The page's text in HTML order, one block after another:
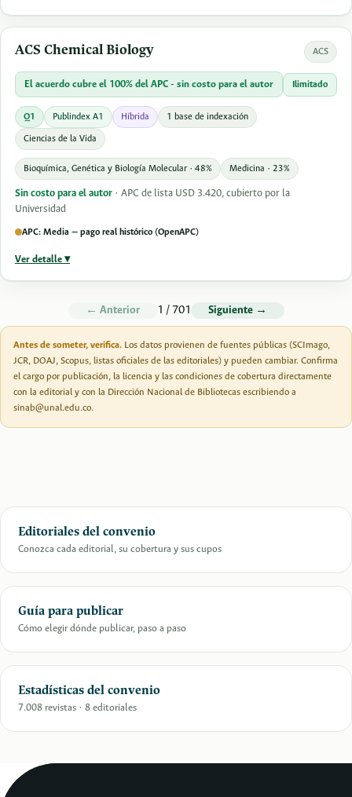
ACS Chemical Biology ACS
El acuerdo cubre el 100% del APC - sin costo para el autor Ilimitado
Q1 Publindex A1 Híbrida 1 base de indexación
Ciencias de la Vida
Bioquímica, Genética y Biología Molecular · 48% Medicina · 23%
Sin costo para el autor · APC de lista USD 3.420, cubierto por la
Universidad
APC: Media — pago real histórico (OpenAPC)
Ver detalle ▾
← Anterior 1 / 701 Siguiente →
Antes de someter, verifica. Los datos provienen de fuentes públicas (SCImago,
JCR, DOAJ, Scopus, listas oficiales de las editoriales) y pueden cambiar. Confirma
el cargo por publicación, la licencia y las condiciones de cobertura directamente
con la editorial y con la Dirección Nacional de Bibliotecas escribiendo a
sinab@unal.edu.co.
Editoriales del convenio
Conozca cada editorial, su cobertura y sus cupos
Guía para publicar
Cómo elegir dónde publicar, paso a paso
Estadísticas del convenio
7.008 revistas · 8 editoriales